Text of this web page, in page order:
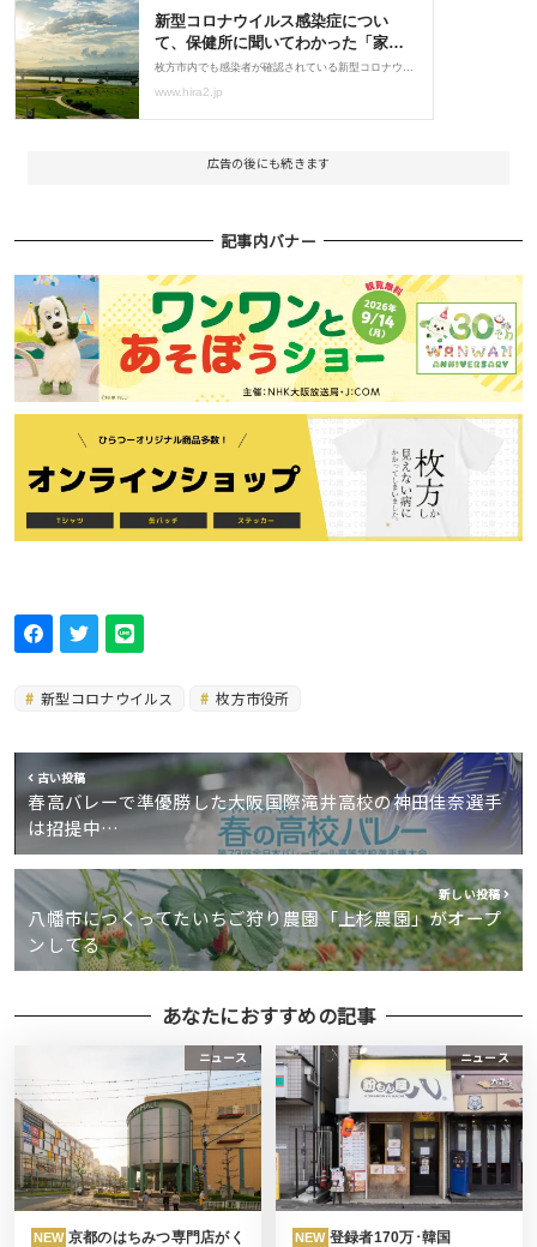
広告の後にも続きます
記事内バナー
新型コロナウイルス 枚方市役所
古い投稿
春高バレーで準優勝した大阪国際滝井高校の神田佳奈選手
は招提中…
新しい投稿
八幡市につくってたいちご狩り農園「上杉農園」がオープ
ンしてる
あなたにおすすめの記事
ニュース
NEW 京都のはちみつ専門店がく
ニュース
NEW 登録者170万･韓国